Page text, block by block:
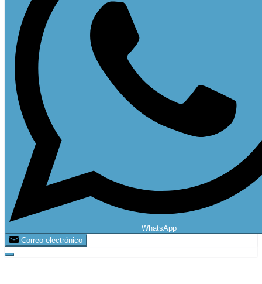
WhatsApp
Correo electrónico